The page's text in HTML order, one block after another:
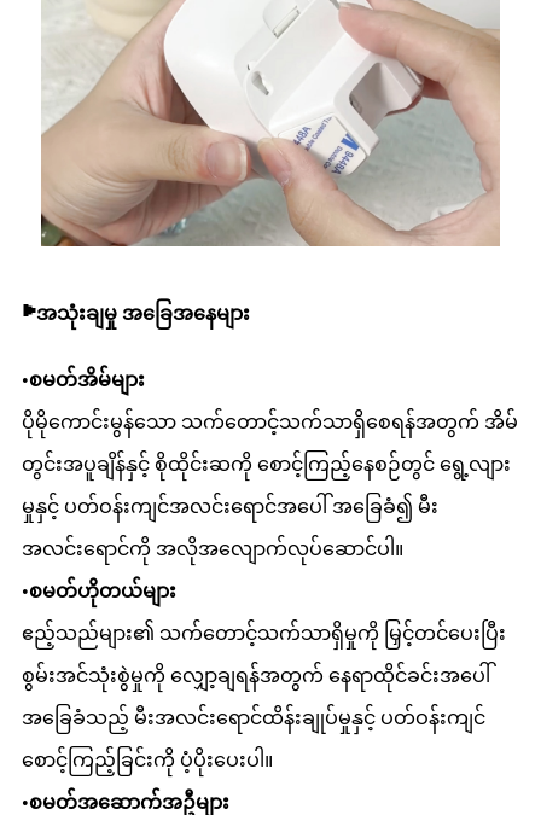
▶အသုံးချမှု အခြေအနေများ
•စမတ်အိမ်များ
ပိုမိုကောင်းမွန်သော သက်တောင့်သက်သာရှိစေရန်အတွက် အိမ်
တွင်းအပူချိန်နှင့် စိုထိုင်းဆကို စောင့်ကြည့်နေစဉ်တွင် ရွေ့လျား
မှုနှင့် ပတ်ဝန်းကျင်အလင်းရောင်အပေါ် အခြေခံ၍ မီး
အလင်းရောင်ကို အလိုအလျောက်လုပ်ဆောင်ပါ။
•စမတ်ဟိုတယ်များ
ဧည့်သည်များ၏ သက်တောင့်သက်သာရှိမှုကို မြှင့်တင်ပေးပြီး
စွမ်းအင်သုံးစွဲမှုကို လျှော့ချရန်အတွက် နေရာထိုင်ခင်းအပေါ်
အခြေခံသည့် မီးအလင်းရောင်ထိန်းချုပ်မှုနှင့် ပတ်ဝန်းကျင်
စောင့်ကြည့်ခြင်းကို ပံ့ပိုးပေးပါ။
•စမတ်အဆောက်အဦများ